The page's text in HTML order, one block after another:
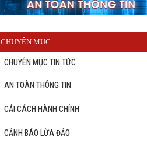
CHUYÊN MỤC
CHUYÊN MỤC TIN TỨC
AN TOÀN THÔNG TIN
CẢI CÁCH HÀNH CHÍNH
CẢNH BÁO LỪA ĐẢO